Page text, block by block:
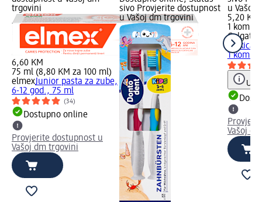
trgovini
6,60 KM
75 ml (8,80 KM za 100 ml)
elmexJunior pasta za zube,
6-12 god., 75 ml
(34)
Dostupno online
Provjerite dostupnost u
Vašoj dm trgovini
sivo Provjerite dostupnost
u Vašoj dm trgovini
u Vašoj
5,20 KM
1 kom.
Colgate
četkica
1 kom.
Vašoj